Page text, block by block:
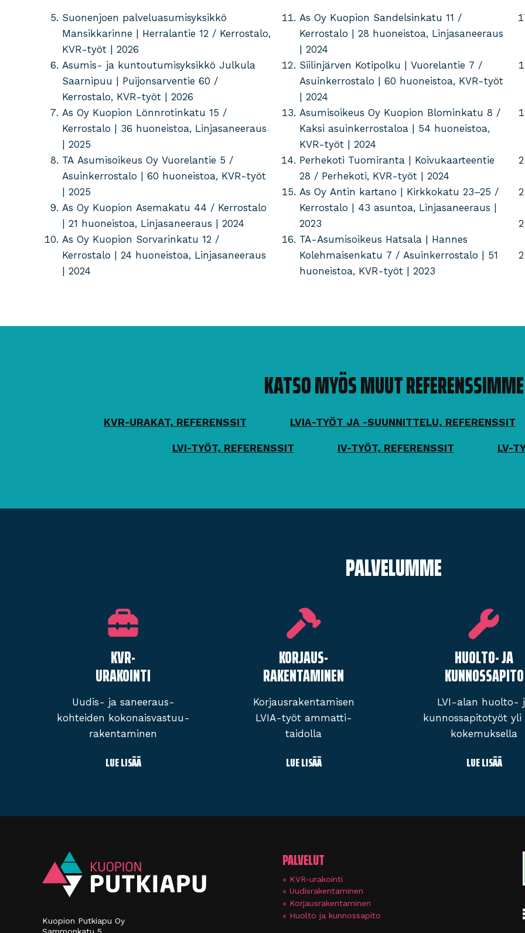
Suonenjoen palveluasumisyksikkö
Mansikkarinne | Herralantie 12 / Kerrostalo,
KVR-työt | 2026
Asumis- ja kuntoutumisyksikkö Julkula
Saarnipuu | Puijonsarventie 60 /
Kerrostalo, KVR-työt | 2026
As Oy Kuopion Lönnrotinkatu 15 /
Kerrostalo | 36 huoneistoa, Linjasaneeraus
| 2025
TA Asumisoikeus Oy Vuorelantie 5 /
Asuinkerrostalo | 60 huoneistoa, KVR-työt
| 2025
As Oy Kuopion Asemakatu 44 / Kerrostalo
| 21 huoneistoa, Linjasaneeraus | 2024
As Oy Kuopion Sorvarinkatu 12 /
Kerrostalo | 24 huoneistoa, Linjasaneeraus
| 2024
As Oy Kuopion Sandelsinkatu 11 /
Kerrostalo | 28 huoneistoa, Linjasaneeraus
| 2024
Siilinjärven Kotipolku | Vuorelantie 7 /
Asuinkerrostalo | 60 huoneistoa, KVR-työt
| 2024
Asumisoikeus Oy Kuopion Blominkatu 8 /
Kaksi asuinkerrostaloa | 54 huoneistoa,
KVR-työt | 2024
Perhekoti Tuomiranta | Koivukaarteentie
28 / Perhekoti, KVR-työt | 2024
As Oy Antin kartano | Kirkkokatu 23–25 /
Kerrostalo | 43 asuntoa, Linjasaneeraus |
2023
TA-Asumisoikeus Hatsala | Hannes
Kolehmaisenkatu 7 / Asuinkerrostalo | 51
huoneistoa, KVR-työt | 2023
KATSO MYÖS MUUT REFERENSSIMME
KVR-URAKAT, REFERENSSIT LVIA-TYÖT JA -SUUNNITTELU, REFERENSSIT
LVI-TYÖT, REFERENSSIT IV-TYÖT, REFERENSSIT LV-
PALVELUMME
KVR-
URAKOINTI
Uudis- ja saneeraus­
kohteiden kokonais­vastuu­
rakentaminen
LUE LISÄÄ
KORJAUS­
RAKENTAMINEN
Korjaus­rakentamisen
LVIA-työt ammatti­
taidolla
LUE LISÄÄ
HUOLTO- JA
KUNNOSSAPITO
LVI-alan huolto-
kunnossa­pitotyöt yli
kokemuksella
LUE LISÄÄ
Kuopion Putkiapu Oy
PALVELUT
KVR-urakointi
Uudisrakentaminen
Korjausrakentaminen
Huolto ja kunnossapito